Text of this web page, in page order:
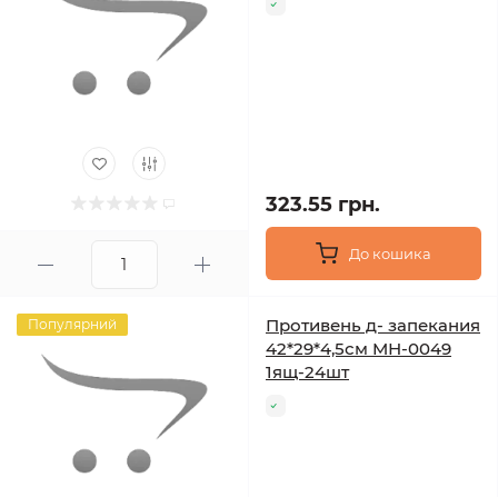
323.55 грн.
До кошика
Популярний
Противень д- запекания
42*29*4,5см MН-0049
1ящ-24шт